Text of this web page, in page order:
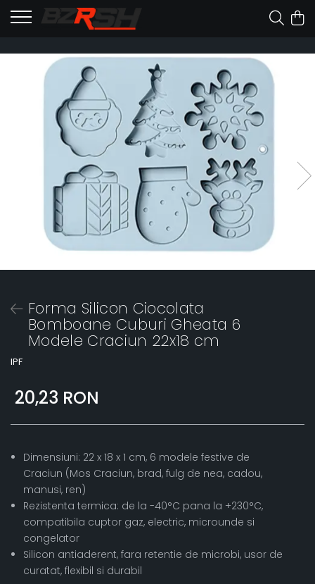
Forma Silicon Ciocolata
Bomboane Cuburi Gheata 6
Modele Craciun 22x18 cm
IPF
20,23 RON
Dimensiuni: 22 x 18 x 1 cm, 6 modele festive de
Craciun (Mos Craciun, brad, fulg de nea, cadou,
manusi, ren)
Rezistenta termica: de la -40°C pana la +230°C,
compatibila cuptor gaz, electric, microunde si
congelator
Silicon antiaderent, fara retentie de microbi, usor de
curatat, flexibil si durabil